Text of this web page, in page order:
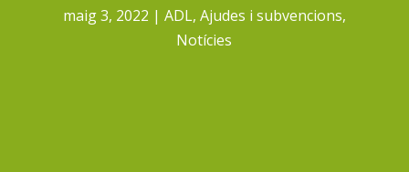
maig 3, 2022 ADL, Ajudes i subvencions,
Notícies